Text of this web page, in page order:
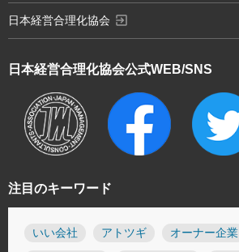
注目のキーワード
いい会社 アトツギ オーナー企業
日本経営合理化協会公式WEB/SNS
日本経営合理化協会 exit_to_app